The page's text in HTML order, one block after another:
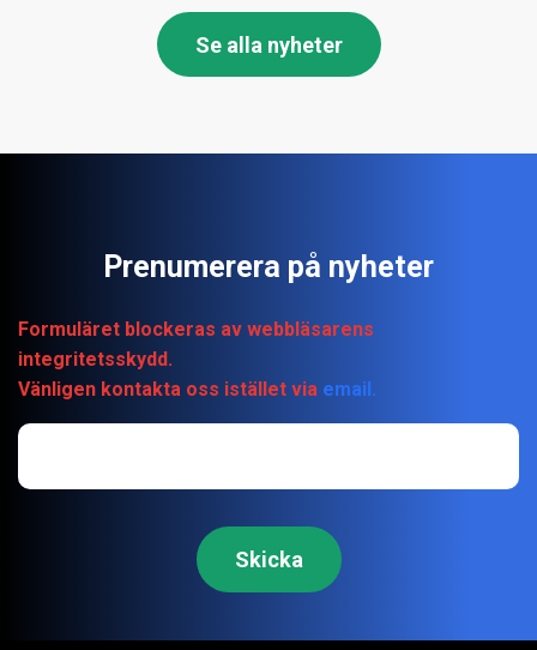
Se alla nyheter
Prenumerera på nyheter
Formuläret blockeras av webbläsarens
integritetsskydd.
Vänligen kontakta oss istället via email.